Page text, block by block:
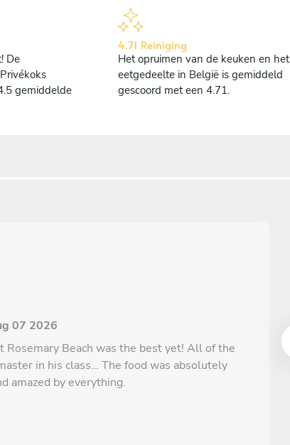
De
gemiddelde
4.71 Reiniging
Het opruimen van de keuken en het
eetgedeelte in België is gemiddeld
gescoord met een 4.71.
07 2026
Rosemary Beach was the best yet! All of the
in his class… The food was absolutely
amazed by everything.